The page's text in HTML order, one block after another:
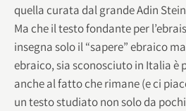
quella curata dal grande Adin
Ma che il testo fondante per
insegna solo il “sapere” ebraico
ebraico, sia sconosciuto in Italia
anche al fatto che rimane (e ci
un testo studiato non solo da